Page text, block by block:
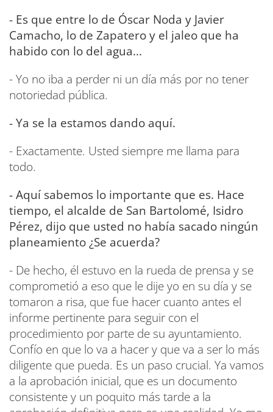
- Es que entre lo de Óscar Noda y Javier
Camacho, lo de Zapatero y el jaleo que ha
habido con lo del agua...
- Yo no iba a perder ni un día más por no tener
notoriedad pública.
- Ya se la estamos dando aquí.
- Exactamente. Usted siempre me llama para
todo.
- Aquí sabemos lo importante que es. Hace
tiempo, el alcalde de San Bartolomé, Isidro
Pérez, dijo que usted no había sacado ningún
planeamiento ¿Se acuerda?
- De hecho, él estuvo en la rueda de prensa y se
comprometió a eso que le dije yo en su día y se
tomaron a risa, que fue hacer cuanto antes el
informe pertinente para seguir con el
procedimiento por parte de su ayuntamiento.
Confío en que lo va a hacer y que va a ser lo más
diligente que pueda. Es un paso crucial. Ya vamos
a la aprobación inicial, que es un documento
consistente y un poquito más tarde a la